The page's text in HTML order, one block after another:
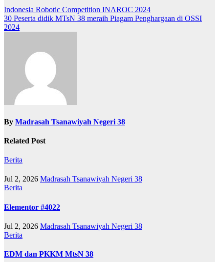
Post
navigation
Indonesia Robotic Competition INAROC 2024
30 Peserta didik MTsN 38 meraih Piagam Penghargaan di OSSI
2024
By Madrasah Tsanawiyah Negeri 38
Related Post
Berita
Jul 2, 2026 Madrasah Tsanawiyah Negeri 38
Berita
Elementor #4022
Jul 2, 2026 Madrasah Tsanawiyah Negeri 38
Berita
EDM dan PKKM MtsN 38